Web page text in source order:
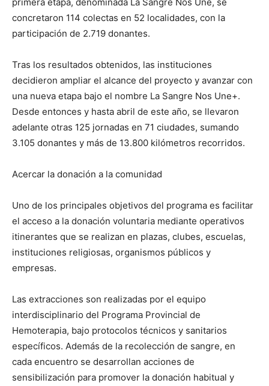
concretaron 114 colectas en 52 localidades, con la
participación de 2.719 donantes.
Tras los resultados obtenidos, las instituciones
decidieron ampliar el alcance del proyecto y avanzar con
una nueva etapa bajo el nombre La Sangre Nos Une+.
Desde entonces y hasta abril de este año, se llevaron
adelante otras 125 jornadas en 71 ciudades, sumando
3.105 donantes y más de 13.800 kilómetros recorridos.
Acercar la donación a la comunidad
Uno de los principales objetivos del programa es facilitar
el acceso a la donación voluntaria mediante operativos
itinerantes que se realizan en plazas, clubes, escuelas,
instituciones religiosas, organismos públicos y
empresas.
Las extracciones son realizadas por el equipo
interdisciplinario del Programa Provincial de
Hemoterapia, bajo protocolos técnicos y sanitarios
específicos. Además de la recolección de sangre, en
cada encuentro se desarrollan acciones de
sensibilización para promover la donación habitual y